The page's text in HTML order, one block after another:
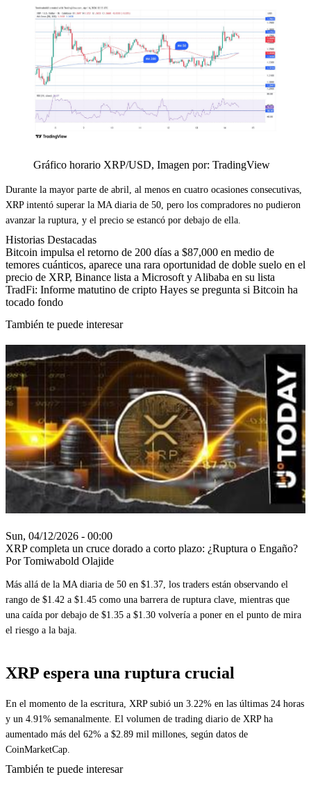
Gráfico horario XRP/USD, Imagen por: TradingView
Durante la mayor parte de abril, al menos en cuatro ocasiones consecutivas,
XRP intentó superar la MA diaria de 50, pero los compradores no pudieron
avanzar la ruptura, y el precio se estancó por debajo de ella.
Historias Destacadas
Bitcoin impulsa el retorno de 200 días a $87,000 en medio de
temores cuánticos, aparece una rara oportunidad de doble suelo en el
precio de XRP, Binance lista a Microsoft y Alibaba en su lista
TradFi: Informe matutino de cripto Hayes se pregunta si Bitcoin ha
tocado fondo
También te puede interesar
Sun, 04/12/2026 - 00:00
XRP completa un cruce dorado a corto plazo: ¿Ruptura o Engaño?
Por Tomiwabold Olajide
Más allá de la MA diaria de 50 en $1.37, los traders están observando el
rango de $1.42 a $1.45 como una barrera de ruptura clave, mientras que
una caída por debajo de $1.35 a $1.30 volvería a poner en el punto de mira
el riesgo a la baja.
XRP espera una ruptura crucial
En el momento de la escritura, XRP subió un 3.22% en las últimas 24 horas
y un 4.91% semanalmente. El volumen de trading diario de XRP ha
aumentado más del 62% a $2.89 mil millones, según datos de
CoinMarketCap.
También te puede interesar